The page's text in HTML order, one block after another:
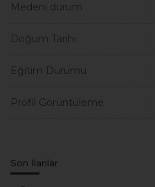
Medeni durum
Doğum Tarihi
Eğitim Durumu
Profil Görüntüleme
Son İlanlar